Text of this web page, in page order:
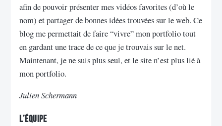
afin de pouvoir présenter mes vidéos favorites (d’où le
nom) et partager de bonnes idées trouvées sur le web. Ce
blog me permettait de faire “vivre” mon portfolio tout
en gardant une trace de ce que je trouvais sur le net.
Maintenant, je ne suis plus seul, et le site n’est plus lié à
mon portfolio.
Julien Schermann
L’équipe